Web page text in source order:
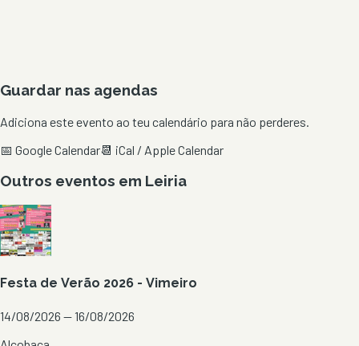
Guardar nas agendas
Adiciona este evento ao teu calendário para não perderes.
📅 Google Calendar📆 iCal / Apple Calendar
Outros eventos em Leiria
Festa de Verão 2026 - Vimeiro
14/08/2026 — 16/08/2026